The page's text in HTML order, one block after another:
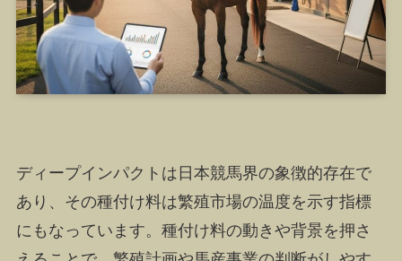
ディープインパクトは日本競馬界の象徴的存在で
あり、その種付け料は繁殖市場の温度を示す指標
にもなっています。種付け料の動きや背景を押さ